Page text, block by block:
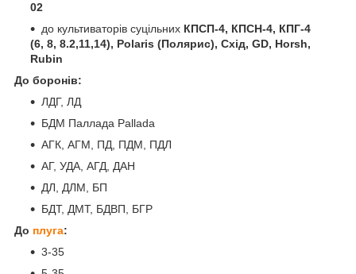
02
до культиваторів суцільних КПСП-4, КПСН-4, КПГ-4
(6, 8, 8.2,11,14), Polaris (Полярис), Схід, GD, Horsh,
Rubin
До боронів:
ЛДГ, ЛД
БДМ Паллада Pallada
АГК, АГМ, ПД, ПДМ, ПДЛ
АГ, УДА, АГД, ДАН
ДЛ, ДЛМ, БП
БДТ, ДМТ, БДВП, БГР
До плуга:
3-35